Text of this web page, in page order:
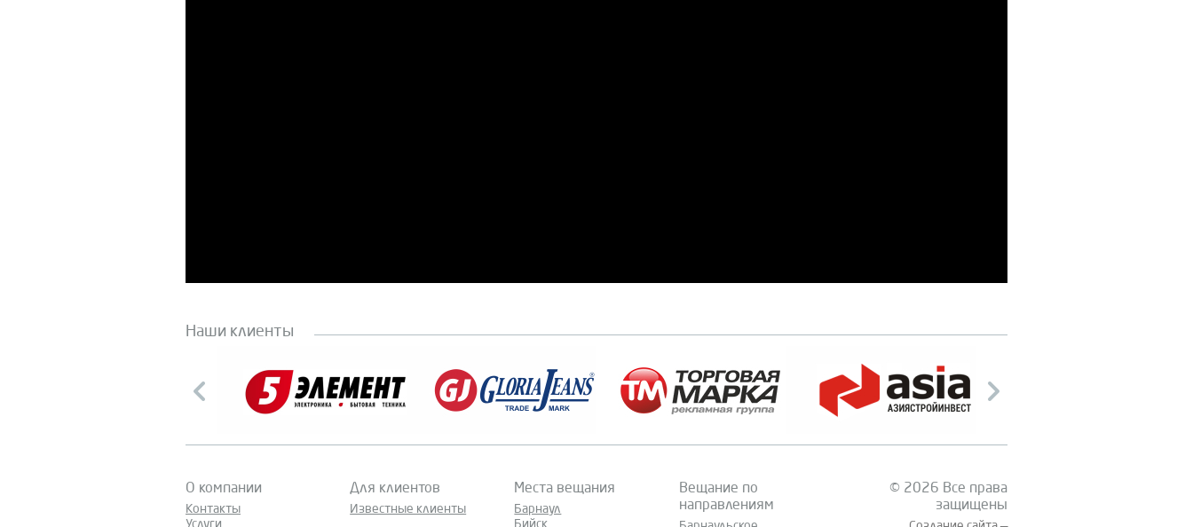
Наши клиенты
О компании
Контакты
Услуги
Для клиентов
Известные клиенты
Места вещания
Барнаул
Бийск
Вещание по
направлениям
© 2026 Все права
защищены